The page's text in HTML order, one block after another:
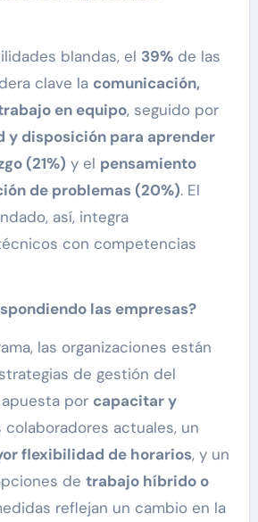
blandas, el 39%de las
clave la comunicación,
en equipo, seguido por
y disposición para aprender
(21%) y el pensamiento
de problemas (20%). El
así, integra
con competencias
las empresas?
las organizaciones están
de gestión del
por capacitar y
actuales, un
flexibilidad de horarios, y un
de trabajo híbrido o
reflejan un cambio en la